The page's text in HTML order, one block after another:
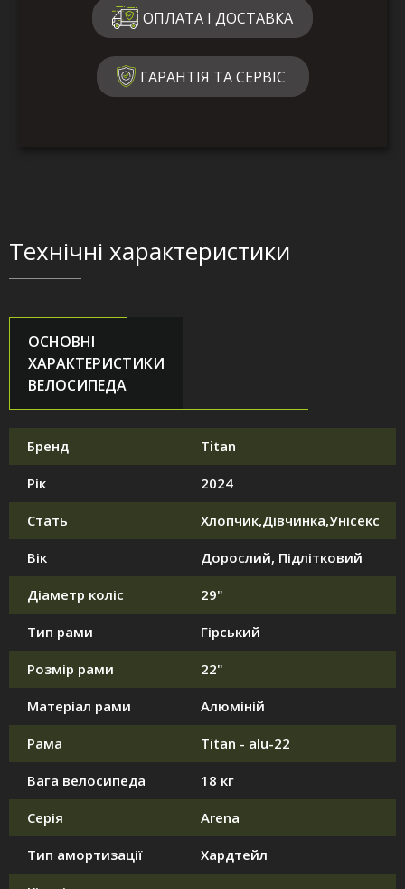
ОПЛАТА І ДОСТАВКА
ГАРАНТІЯ ТА СЕРВІС
Технічні характеристики
ОСНОВНІ
ХАРАКТЕРИСТИКИ
ВЕЛОСИПЕДА
Бренд Titan
Рік 2024
Стать Хлопчик,Дівчинка,Унісекс
Вік Дорослий, Підлітковий
Діаметр коліс 29"
Тип рами Гірський
Розмір рами 22"
Матеріал рами Алюміній
Рама Titan - alu-22
Вага велосипеда 18 кг
Серія Arena
Тип амортизації Хардтейл